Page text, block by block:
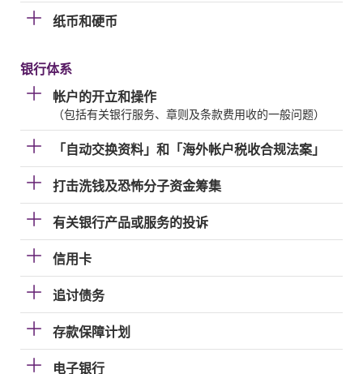
纸币和硬币
银行体系
帐户的开立和操作
（包括有关银行服务、章则及条款费用收的一般问题）
「自动交换资料」和「海外帐户税收合规法案」
打击洗钱及恐怖分子资金筹集
有关银行产品或服务的投诉
信用卡
追讨债务
存款保障计划
电子银行